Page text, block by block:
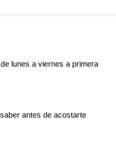
lunes a viernes a primera
antes de acostarte